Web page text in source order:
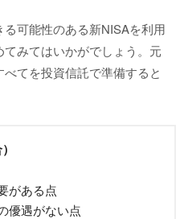
可能性のある新NISAを利用
みてはいかがでしょう。元
てを投資信託で準備すると
がある点
優遇がない点